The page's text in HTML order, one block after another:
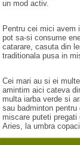
un mod activ.
Pentru cei mici avem
pot sa-si consume
catarare, casuta din
traditionala pusa in
Cei mari au si ei
amintim aici cateva
multa iarba verde si
sau badminton
miscare puteti pregati
Aries, la umbra